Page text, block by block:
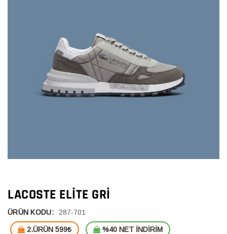
LACOSTE ELITE GRI
ÜRÜN KODU: 287-701
2.ÜRÜN 599₺ %40 NET İNDİRİM